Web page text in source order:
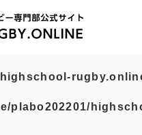
plabo202201/